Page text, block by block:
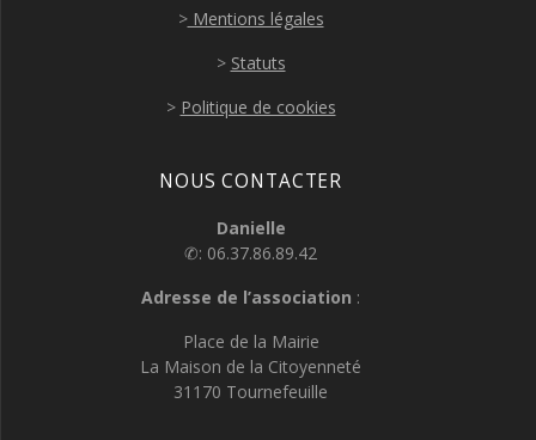
>Mentions légales
> Statuts
> Politique de cookies
NOUS CONTACTER
Danielle
✆: 06.37.86.89.42
Adresse de l’association :
Place de la Mairie
La Maison de la Citoyenneté
31170 Tournefeuille